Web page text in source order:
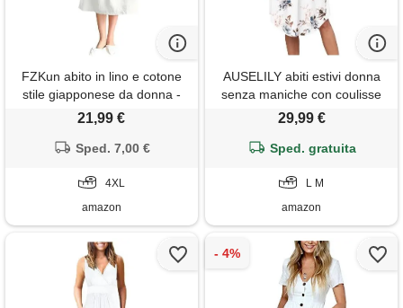
FZKun abito in lino e cotone
stile giapponese da donna -
taglie forti colore solido
abito estivo casual con tasche
basic (4xl, bianco)
21,99 €
Sped. 7,00 €
4XL
amazon
AUSELILY abiti estivi donna
senza maniche con coulisse
abito da spiaggia girocollo
vestitino midi elegante abito
m
29,99 €
Sped. gratuita
L M
amazon